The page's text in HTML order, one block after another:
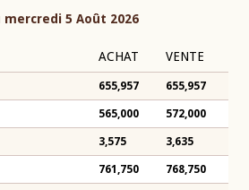
mercredi 5 Août 2026
ACHAT VENTE
655,957 655,957
565,000 572,000
3,575 3,635
761,750 768,750